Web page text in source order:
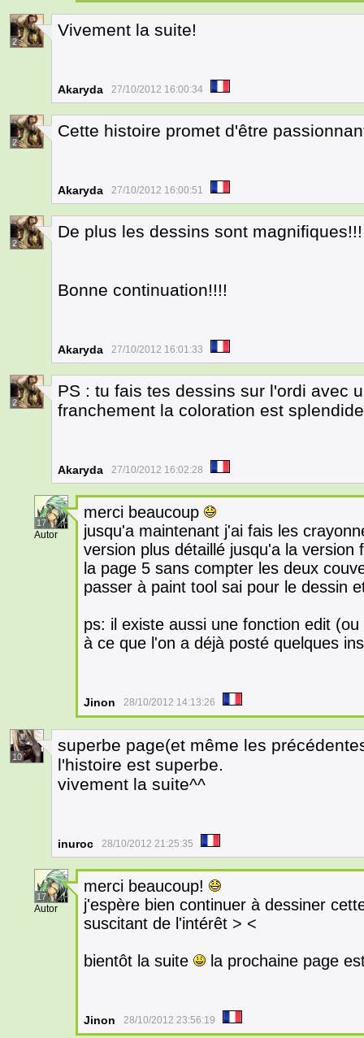
2
Vivement la suite!
Akaryda 27/10/2012 16:00:34
2
Cette histoire promet d'être
Akaryda 27/10/2012 16:00:51
2
De plus les dessins sont magnifiques!!!
Bonne continuation!!!!
Akaryda 27/10/2012 16:01:33
2
PS : tu fais tes dessins sur l'ordi avec
franchement la coloration est
Akaryda 27/10/2012 16:02:28
17
Autor
merci beaucoup
jusqu'a maintenant j'ai fais les
version plus détaillé jusqu'a la
la page 5 sans compter les deux
passer à paint tool sai pour le dessin
ps: il existe aussi une fonction edit
à ce que l'on a déjà posté quelques
Jinon 28/10/2012 14:13:26
10
superbe page(et même les
l'histoire est superbe.
vivement la suite^^
inuroc 28/10/2012 21:25:35
17
Autor
merci beaucoup!
j'espère bien continuer à dessiner
suscitant de l'intérêt > <
bientôt la suite la prochaine page
Jinon 28/10/2012 23:56:19